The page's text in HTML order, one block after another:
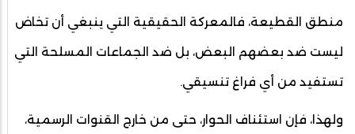
منطق القطيعة، فالمعركة الحقيقية التي ينبغي أن تخاض
ليست ضد بعضهم البعض، بل ضد الجماعات المسلحة التي
تستفيد من أي فراغ تنسيقي.
ولهذا، فإن استئناف الحوار، حتى من خارج القنوات الرسمية،